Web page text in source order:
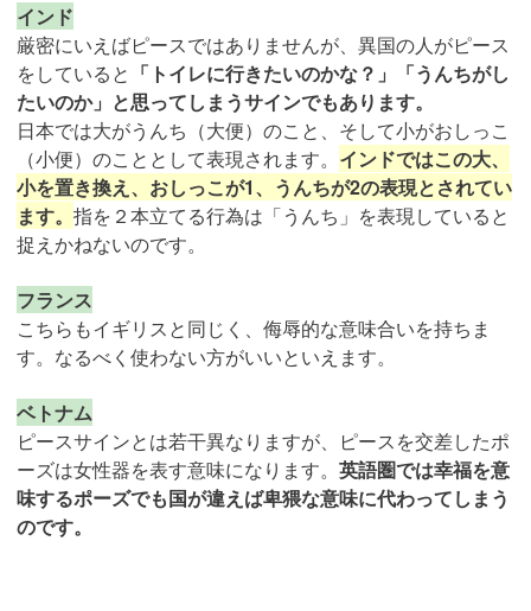
インド
厳密にいえばピースではありませんが、異国の人がピース
をしていると 「トイレに行きたいのかな？」「うんちがし
たいのか」と思ってしまうサインでもあります。
日本では大がうんち（大便）のこと、そして小がおしっこ
（小便）のこととして表現されます。 インドではこの大、
小を置き換え、おしっこが1、うんちが2の表現とされてい
ます。 指を２本立てる行為は「うんち」を表現していると
捉えかねないのです。
フランス
こちらもイギリスと同じく、侮辱的な意味合いを持ちま
す。なるべく使わない方がいいといえます。
ベトナム
ピースサインとは若干異なりますが、ピースを交差したポ
ーズは女性器を表す意味になります。 英語圏では幸福を意
味するポーズでも国が違えば卑猥な意味に代わってしまう
のです。